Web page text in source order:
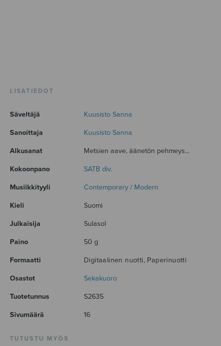
LISÄTIEDOT
Säveltäjä Kuusisto Sanna
Sanoittaja Kuusisto Sanna
Alkusanat Metsien aave, äänetön pehmeys...
Kokoonpano SATB div.
Musiikkityyli Contemporary / Modern
Kieli Suomi
Julkaisija Sulasol
Paino 50 g
Formaatti Digitaalinen nuotti, Paperinuotti
Osastot Sekakuoro
Tuotetunnus S2635
Sivumäärä 16
TUTUSTU MYÖS